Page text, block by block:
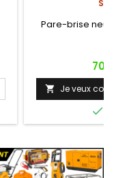
Pare-brise
Prix
70
 Je veux
